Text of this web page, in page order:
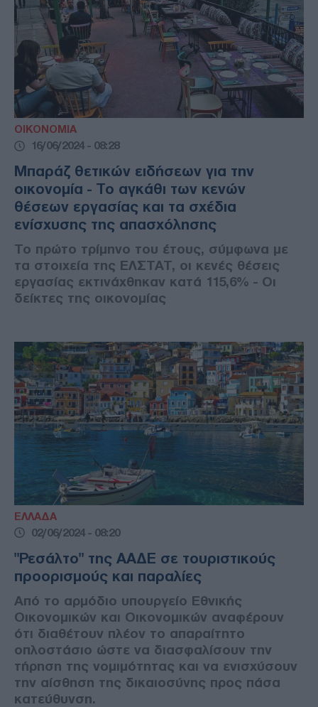
ΟΙΚΟΝΟΜΙΑ
16/06/2024 - 08:28
Μπαράζ θετικών ειδήσεων για την
οικονομία - Το αγκάθι των κενών
θέσεων εργασίας και τα σχέδια
ενίσχυσης της απασχόλησης
Το πρώτο τρίμηνο του έτους, σύμφωνα με
τα στοιχεία της ΕΛΣΤΑΤ, οι κενές θέσεις
εργασίας εκτινάχθηκαν κατά 115,6% - Οι
δείκτες της οικονομίας
ΕΛΛΑΔΑ
02/06/2024 - 08:20
"Ρεσάλτο" της ΑΑΔΕ σε τουριστικούς
προορισμούς και παραλίες
Από το αρμόδιο υπουργείο Εθνικής
Οικονομικών και Οικονομικών αναφέρουν
ότι διαθέτουν πλέον το απαραίτητο
οπλοστάσιο ώστε να διασφαλίσουν την
τήρηση της νομιμότητας και να ενισχύσουν
την αίσθηση της δικαιοσύνης προς πάσα
κατεύθυνση.